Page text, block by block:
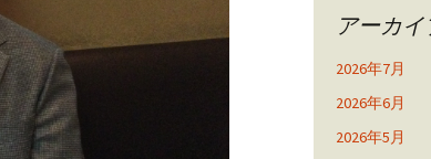
アーカイ
2026年7月
2026年6月
2026年5月